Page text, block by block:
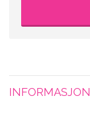
INFORMASJON